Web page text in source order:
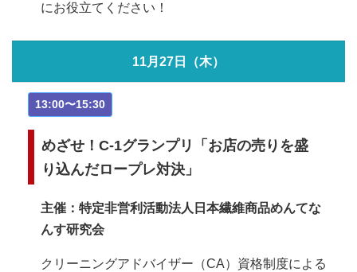
にお役立てください！
11月27日（木）
13:00〜15:30
めざせ！C-1グランプリ「お店の売りを盛
り込んだロープレ対決」
主催：特定非営利活動法人日本繊維商品めんてな
んす研究会
クリーニングアドバイザー（CA）資格制度による